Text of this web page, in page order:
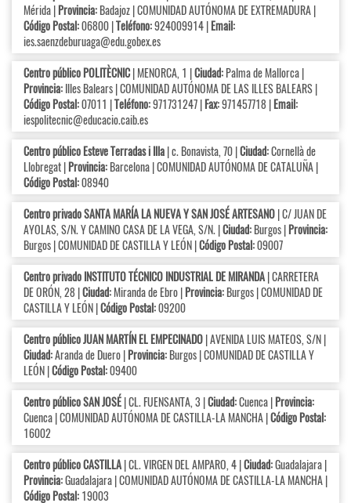
Mérida |Provincia:Badajoz | COMUNIDAD AUTÓNOMA DE EXTREMADURA |
Código Postal:06800 |Teléfono:924009914 |Email:
ies.saenzdeburuaga@edu.gobex.es
Centro público POLITÈCNIC| MENORCA, 1 |Ciudad:Palma de Mallorca |
Provincia:Illes Balears | COMUNIDAD AUTÓNOMA DE LAS ILLES BALEARS |
Código Postal:07011 |Teléfono:971731247 |Fax:971457718 |Email:
iespolitecnic@educacio.caib.es
Centro público Esteve Terradas i Illa| c. Bonavista, 70 |Ciudad:Cornellà de
Llobregat |Provincia:Barcelona | COMUNIDAD AUTÓNOMA DE CATALUÑA |
Código Postal:08940
Centro privado SANTA MARÍA LA NUEVA Y SAN JOSÉ ARTESANO| C/ JUAN DE
AYOLAS, S/N. Y CAMINO CASA DE LA VEGA, S/N. |Ciudad:Burgos |Provincia:
Burgos | COMUNIDAD DE CASTILLA Y LEÓN |Código Postal:09007
Centro privado INSTITUTO TÉCNICO INDUSTRIAL DE MIRANDA| CARRETERA
DE ORÓN, 28 |Ciudad:Miranda de Ebro |Provincia:Burgos | COMUNIDAD DE
CASTILLA Y LEÓN |Código Postal:09200
Centro público JUAN MARTÍN EL EMPECINADO| AVENIDA LUIS MATEOS, S/N |
Ciudad:Aranda de Duero |Provincia:Burgos | COMUNIDAD DE CASTILLA Y
LEÓN |Código Postal:09400
Centro público SAN JOSÉ| CL. FUENSANTA, 3 |Ciudad:Cuenca |Provincia:
Cuenca | COMUNIDAD AUTÓNOMA DE CASTILLA-LA MANCHA |Código Postal:
16002
Centro público CASTILLA| CL. VIRGEN DEL AMPARO, 4 |Ciudad:Guadalajara |
Provincia:Guadalajara | COMUNIDAD AUTÓNOMA DE CASTILLA-LA MANCHA |
Código Postal:19003